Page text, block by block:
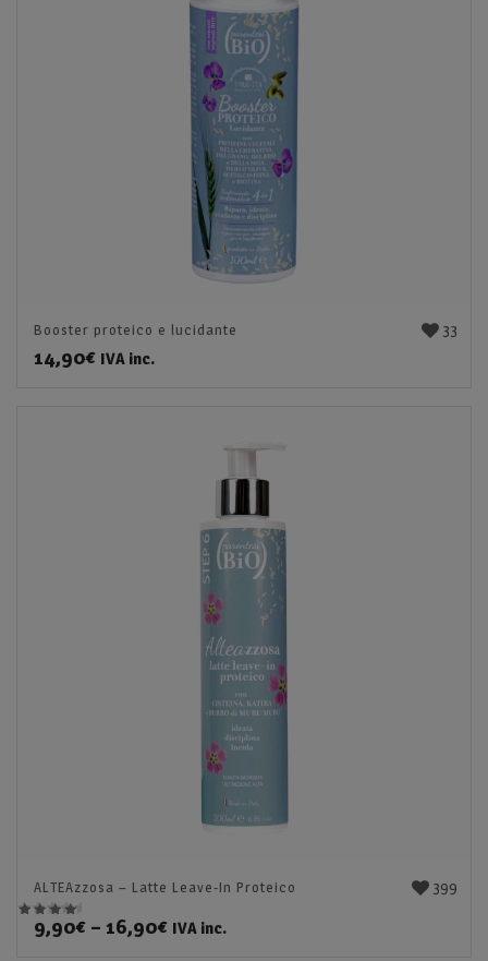
33
Booster proteico e lucidante
14,90€ IVA inc.
399
ALTEAzzosa – Latte Leave-In Proteico
Valutato
4.70su 5
9,90€ – 16,90€ IVA inc.